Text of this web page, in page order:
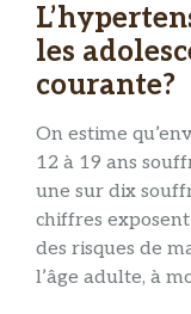
les
courante?
On estime
12 à 19 ans
une sur dix
chiffres
des risques de
l’âge adulte, à